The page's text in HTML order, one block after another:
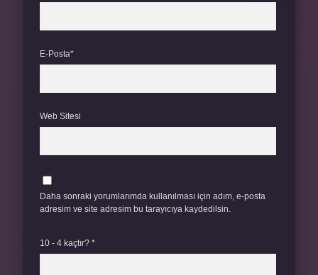
E-Posta*
Web Sitesi
Daha sonraki yorumlarımda kullanılması için adım, e-posta
adresim ve site adresim bu tarayıcıya kaydedilsin.
10 - 4 kaçtır? *